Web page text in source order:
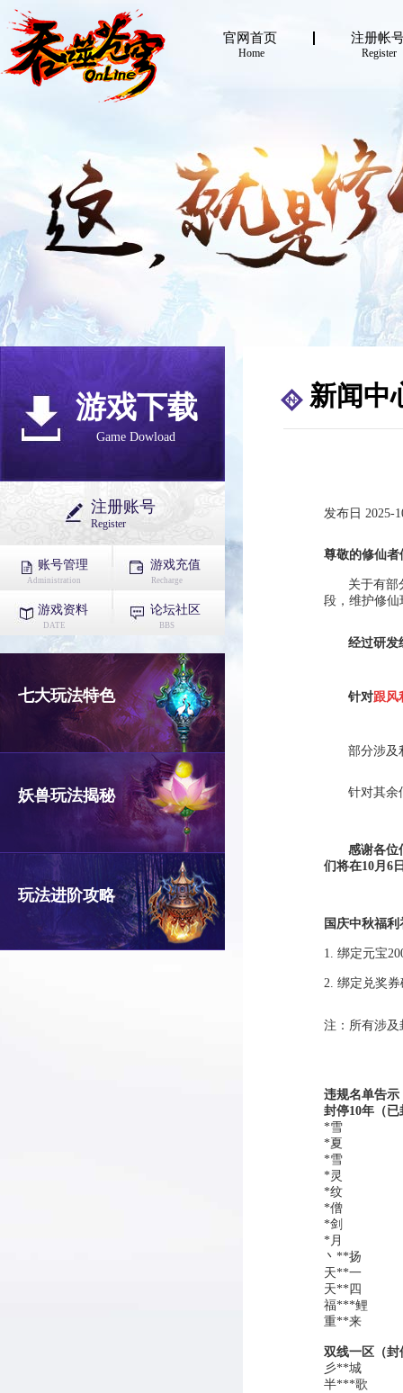
官网首页
Home
注册帐
Register
游戏下载
Game Dowload
注册账号
Register
账号管理
Administration
游戏充值
Recharge
游戏资料
DATE
论坛社区
BBS
七大玩法特色
妖兽玩法揭秘
玩法进阶攻略
新闻中
发布日 2025-
尊敬的修仙者
关于有部
段，维护修
经过研发
针对跟风
部分涉及
针对其余
感谢各位
们将在10月6
国庆中秋福利
1. 绑定元宝
2. 绑定兑奖
注：所有涉
违规名单告示
封停10年（已
*雪
*夏
*雪
*灵
*纹
*僧
*剑
*月
丶**扬
天**一
天**四
福***鲤
重**来
双线一区（封
彡**城
半***歌